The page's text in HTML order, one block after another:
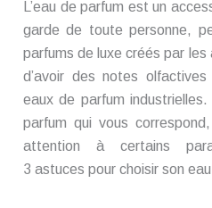
L’eau de parfum est un
garde de toute personne,
parfums de luxe créés par
d’avoir des notes
eaux de parfum
parfum qui vous
attention à certains
3 astuces pour choisir son